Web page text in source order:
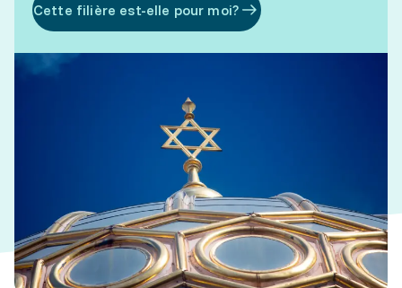
Cette filière est-elle pour moi?